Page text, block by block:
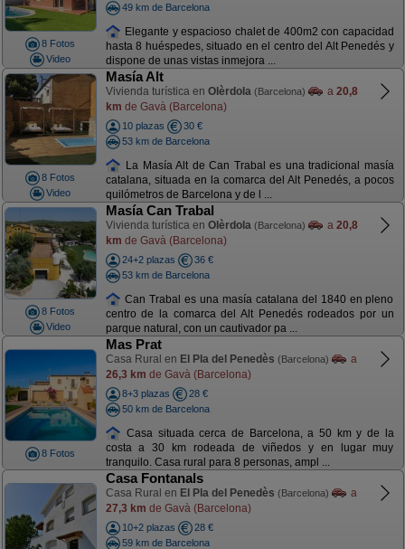
8 Fotos
Video
49 km de Barcelona
Elegante y espacioso chalet de 400m2 con capacidad
hasta 8 huéspedes, situado en el centro del Alt Penedés y
dispone de unas vistas inmejora ...
8 Fotos
Video
Masía Alt
Vivienda turística en Olèrdola (Barcelona) a 20,8
km de Gavà (Barcelona)
10 plazas
30 €
53 km de Barcelona
La Masía Alt de Can Trabal es una tradicional masía
catalana, situada en la comarca del Alt Penedés, a pocos
quilómetros de Barcelona y de l ...
8 Fotos
Video
Masía Can Trabal
Vivienda turística en Olèrdola (Barcelona) a 20,8
km de Gavà (Barcelona)
24+2 plazas
36 €
53 km de Barcelona
Can Trabal es una masía catalana del 1840 en pleno
centro de la comarca del Alt Penedés rodeados por un
parque natural, con un cautivador pa ...
8 Fotos
Mas Prat
Casa Rural en El Pla del Penedès (Barcelona)
a
26,3 km de Gavà (Barcelona)
8+3 plazas
28 €
50 km de Barcelona
Casa situada cerca de Barcelona, a 50 km y de la
costa a 30 km rodeada de viñedos y en lugar muy
tranquilo. Casa rural para 8 personas, ampl ...
Casa Fontanals
Casa Rural en El Pla del Penedès (Barcelona)
a
27,3 km de Gavà (Barcelona)
10+2 plazas
28 €
59 km de Barcelona